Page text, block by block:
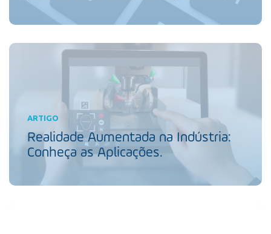
ARTIGO
Realidade Aumentada na Indústria:
Conheça as Aplicações.